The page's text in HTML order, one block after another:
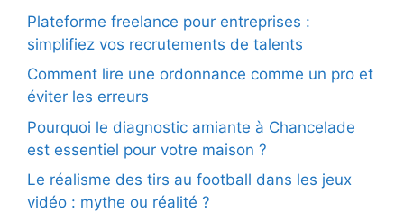
Plateforme freelance pour entreprises :
simplifiez vos recrutements de talents
Comment lire une ordonnance comme un pro et
éviter les erreurs
Pourquoi le diagnostic amiante à Chancelade
est essentiel pour votre maison ?
Le réalisme des tirs au football dans les jeux
vidéo : mythe ou réalité ?